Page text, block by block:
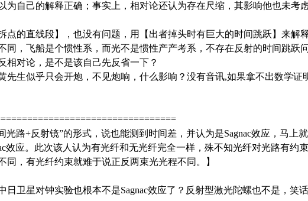
为自己的解释正确；事实上，相对论还认为存在尺缩，其影响他也未考虑
点的直线段】，也没有问题，用【出者掉头时有巨大的时间跳跃】来解
同，飞船是个惯性系，而光不是惯性产产考系，不存在反射的时间跳跃
相对论，是不是该自己先反省一下？
先生似乎只会开炮，不见炮响，什么影响？没有音讯,如果拿不出数学证
光路+反射镜”的形式，说也能测到时间差，并认为是Sagnac效应，马上
效应。此次该人认为有光纤和无光纤完全一样，殊不知光纤对光路有约
，有光纤约束就难于说正反两束光光程不同。】
卫星对钟实验也根本不是Sagnac效应了？反射型激光陀螺也不是，笑话